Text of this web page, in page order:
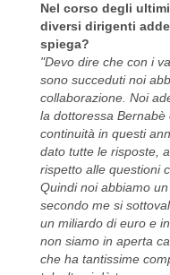
Nel corso degli
diversi dirigenti
spiega?
"Devo dire che con i
sono succeduti noi
collaborazione. Noi
la dottoressa
continuità in questi
dato tutte le risposte,
rispetto alle questioni
Quindi noi abbiamo
secondo me si
un miliardo di euro e
non siamo in aperta
che ha tantissime